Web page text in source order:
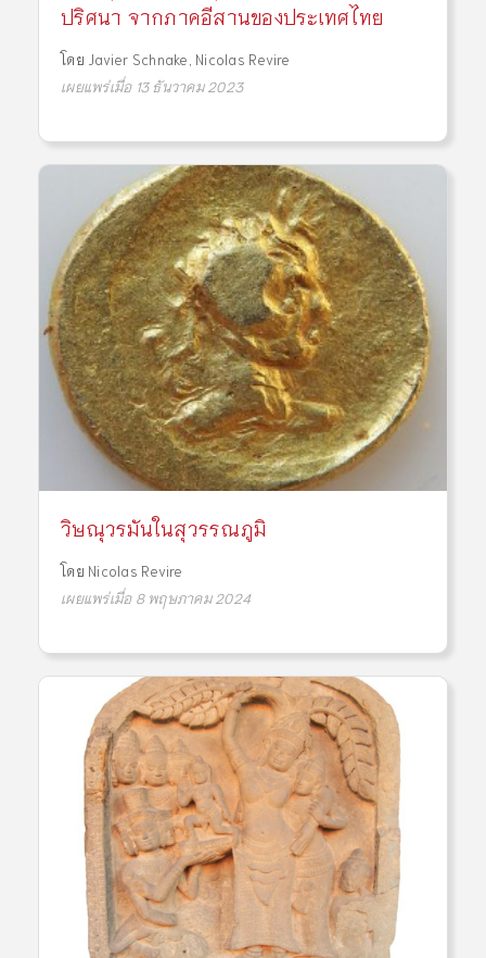
ปริศนา จากภาคอีสานของประเทศไทย
โดย Javier Schnake Nicolas Revire
เผยแพร่เมื่อ 13 ธันวาคม 2023
วิษณุวรมันในสุวรรณภูมิ
โดย Nicolas Revire
เผยแพร่เมื่อ 8 พฤษภาคม 2024